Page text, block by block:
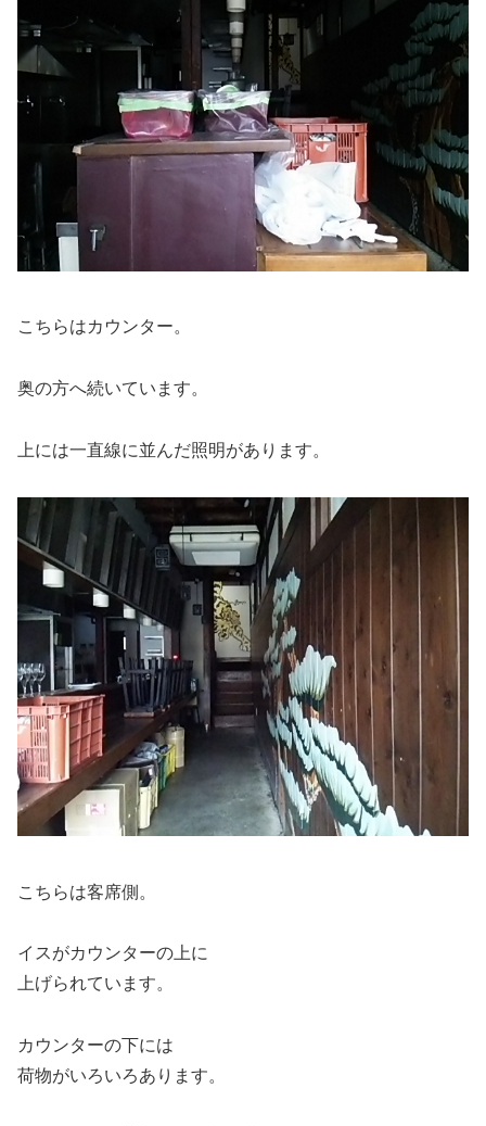
こちらはカウンター。
奥の方へ続いています。
上には一直線に並んだ照明があります。
こちらは客席側。
イスがカウンターの上に
上げられています。
カウンターの下には
荷物がいろいろあります。